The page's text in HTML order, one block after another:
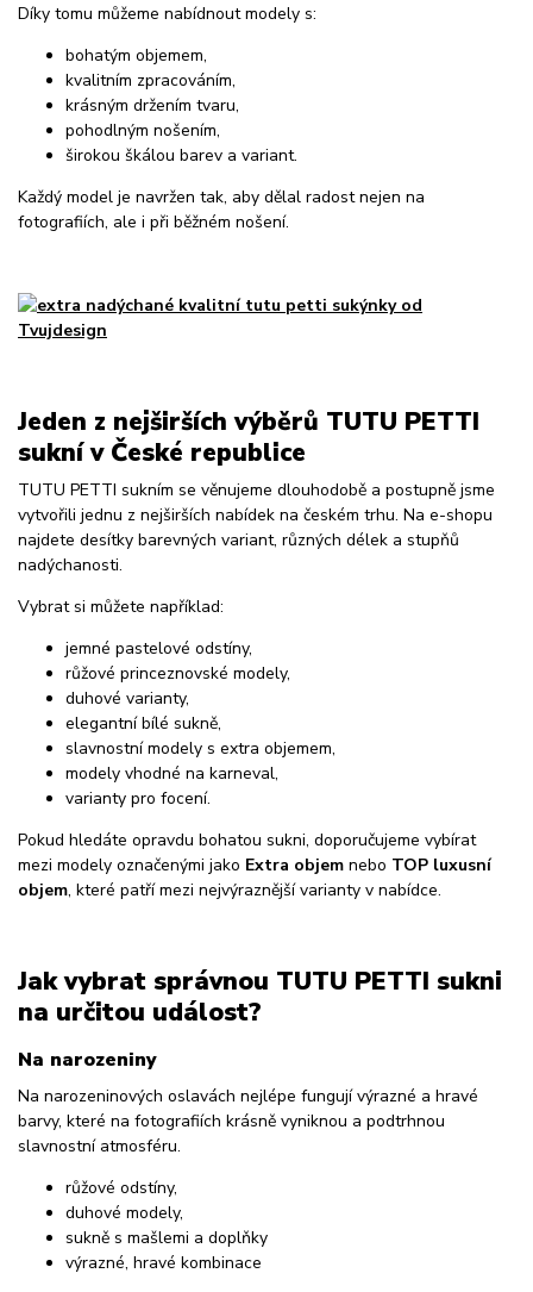
Díky tomu můžeme nabídnout modely s:
bohatým objemem,
kvalitním zpracováním,
krásným držením tvaru,
pohodlným nošením,
širokou škálou barev a variant.
Každý model je navržen tak, aby dělal radost nejen na
fotografiích, ale i při běžném nošení.
Jeden z nejširších výběrů TUTU PETTI
sukní v České republice
TUTU PETTI sukním se věnujeme dlouhodobě a postupně jsme
vytvořili jednu z nejširších nabídek na českém trhu. Na e-shopu
najdete desítky barevných variant, různých délek a stupňů
nadýchanosti.
Vybrat si můžete například:
jemné pastelové odstíny,
růžové princeznovské modely,
duhové varianty,
elegantní bílé sukně,
slavnostní modely s extra objemem,
modely vhodné na karneval,
varianty pro focení.
Pokud hledáte opravdu bohatou sukni, doporučujeme vybírat
mezi modely označenými jako Extra objem nebo TOP luxusní
objem, které patří mezi nejvýraznější varianty v nabídce.
Jak vybrat správnou TUTU PETTI sukni
na určitou událost?
Na narozeniny
Na narozeninových oslavách nejlépe fungují výrazné a hravé
barvy, které na fotografiích krásně vyniknou a podtrhnou
slavnostní atmosféru.
růžové odstíny,
duhové modely,
sukně s mašlemi a doplňky
výrazné, hravé kombinace